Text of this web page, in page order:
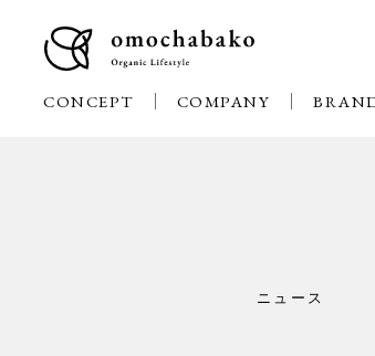
CONCEPT COMPANY
ニュース